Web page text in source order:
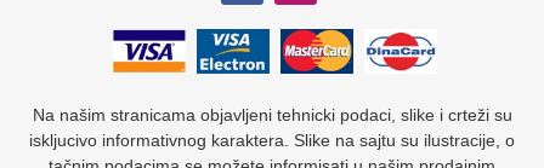
Na našim stranicama objavljeni tehnicki podaci, slike i crteži su
iskljucivo informativnog karaktera. Slike na sajtu su ilustracije, o